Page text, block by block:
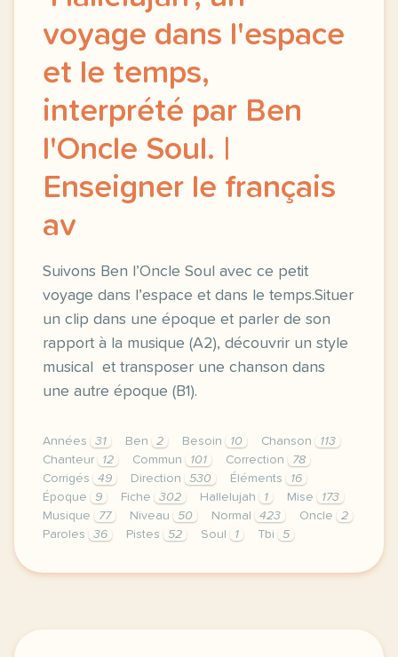
voyage dans l'espace
et le temps,
interprété par Ben
l'Oncle Soul. |
Enseigner le français
av
Suivons Ben l’Oncle Soul avec ce petit
voyage dans l’espace et dans le temps.Situer
un clip dans une époque et parler de son
rapport à la musique (A2), découvrir un style
musical et transposer une chanson dans
une autre époque (B1).
Années 31 Ben 2 Besoin 10 Chanson
113
Chanteur
12 Commun 101 Correction
78
Corrigés
49 Direction 530 Éléments
16
Époque
9 Fiche 302 Hallelujah 1 Mise
173
Musique
77 Niveau 50 Normal 423 Oncle
2
Paroles
36 Pistes 52 Soul 1 Tbi 5
didomi host didomi components button cursor